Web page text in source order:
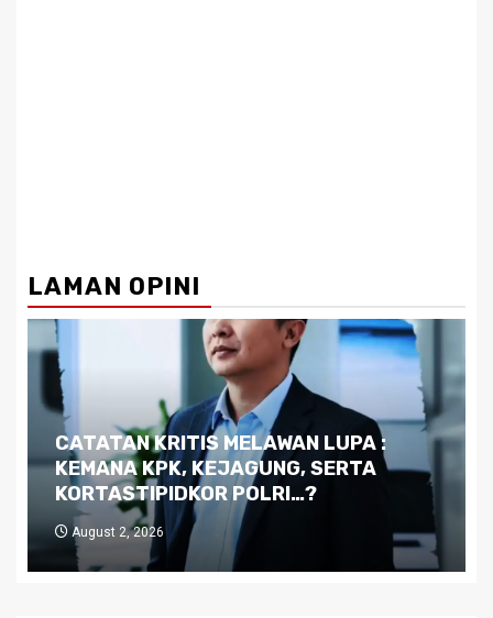
LAMAN OPINI
Dilema Kaltim di Tengah Krisis:
Kutukan Sumber Daya Alam dan
Pemimpin yang Tak Kreatif
July 29, 2026